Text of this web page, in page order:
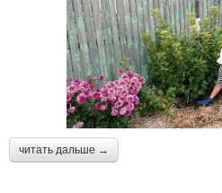
читать дальше →